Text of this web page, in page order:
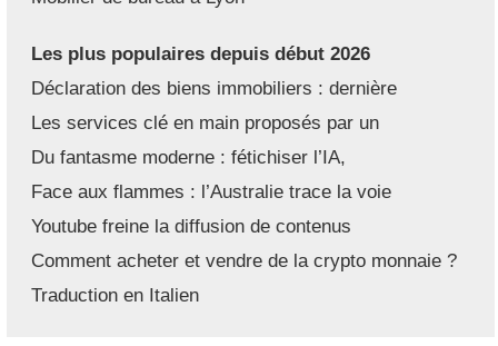
Les plus populaires depuis début 2026
Déclaration des biens immobiliers : dernière
Les services clé en main proposés par un
Du fantasme moderne : fétichiser l’IA,
Face aux flammes : l’Australie trace la voie
Youtube freine la diffusion de contenus
Comment acheter et vendre de la crypto monnaie ?
Traduction en Italien